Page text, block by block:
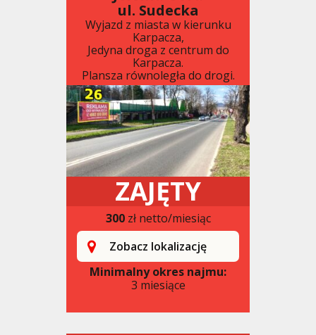
ul. Sudecka
Wyjazd z miasta w kierunku
Karpacza,
Jedyna droga z centrum do
Karpacza.
Plansza równoległa do drogi.
ZAJĘTY
300zł netto/miesiąc
Zobacz lokalizację
Minimalny okres najmu:
3 miesiące